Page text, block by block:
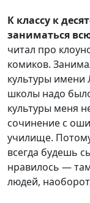
К классу к
заниматься
читал про
комиков.
культуры имени
школы надо
культуры меня
сочинение с
училище.
всегда будешь
нравилось —
людей,